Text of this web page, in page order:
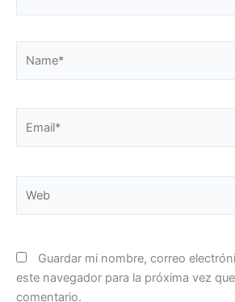
Guardar mi nombre, correo
este navegador para la próxima vez
comentario.